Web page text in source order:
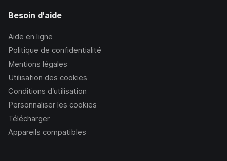
Besoin d'aide
Aide en ligne
Politique de confidentialité
Mentions légales
Utilisation des cookies
Conditions d’utilisation
Personnaliser les cookies
Télécharger
Appareils compatibles